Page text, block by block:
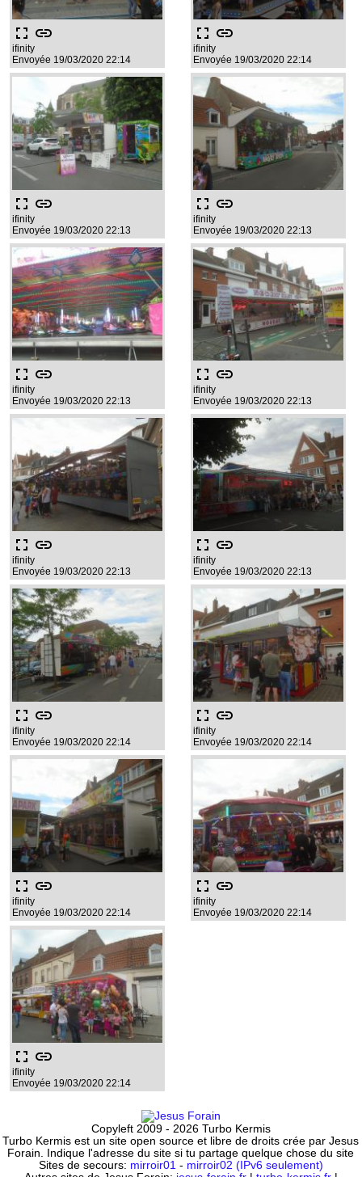
fullscreen link
ifinity
Envoyée 19/03/2020 22:14
fullscreen link
ifinity
Envoyée 19/03/2020 22:14
fullscreen link
ifinity
Envoyée 19/03/2020 22:13
fullscreen link
ifinity
Envoyée 19/03/2020 22:13
fullscreen link
ifinity
Envoyée 19/03/2020 22:13
fullscreen link
ifinity
Envoyée 19/03/2020 22:13
fullscreen link
ifinity
Envoyée 19/03/2020 22:13
fullscreen link
ifinity
Envoyée 19/03/2020 22:13
fullscreen link
ifinity
Envoyée 19/03/2020 22:14
fullscreen link
ifinity
Envoyée 19/03/2020 22:14
fullscreen link
ifinity
Envoyée 19/03/2020 22:14
fullscreen link
ifinity
Envoyée 19/03/2020 22:14
fullscreen link
ifinity
Envoyée 19/03/2020 22:14
Copyleft 2009 - 2026 Turbo Kermis
Turbo Kermis est un site open source et libre de droits crée par Jesus
Forain. Indique l'adresse du site si tu partage quelque chose du site
Sites de secours: mirroir01- mirroir02 (IPv6 seulement)